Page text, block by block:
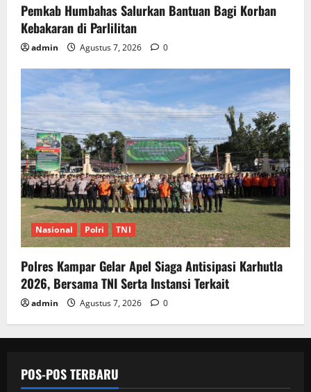
Pemkab Humbahas Salurkan Bantuan Bagi Korban
Kebakaran di Parlilitan
admin Agustus 7, 2026 0
Nasional Polri TNI
Polres Kampar Gelar Apel Siaga Antisipasi Karhutla
2026, Bersama TNI Serta Instansi Terkait
admin Agustus 7, 2026 0
POS-POS TERBARU